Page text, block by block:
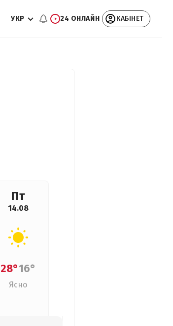
УКР 24 ОНЛАЙН КАБІНЕТ
Пт
14.08
28°16°
Ясно